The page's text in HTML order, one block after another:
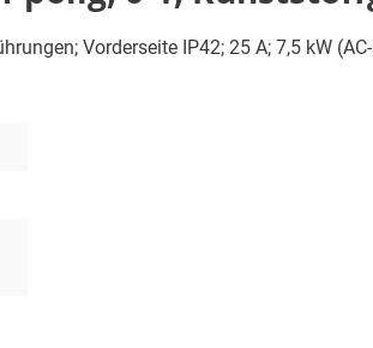
Vorderseite IP42; 25 A; 7,5 kW